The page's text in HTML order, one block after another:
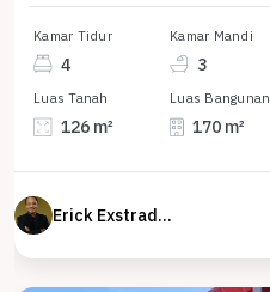
Kamar Tidur
4
Kamar Mandi
3
Luas Tanah
126 m²
Luas Bangunan
170 m²
Erick Exstrada Susanto